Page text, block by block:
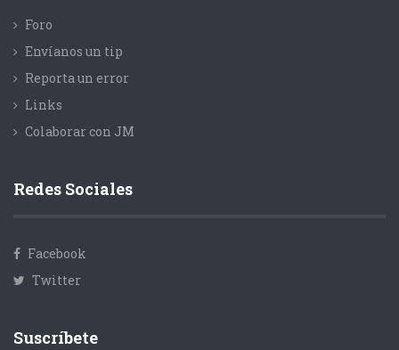
Foro
Envíanos un tip
Reporta un error
Links
Colaborar con JM
Redes Sociales
Facebook
Twitter
Suscríbete